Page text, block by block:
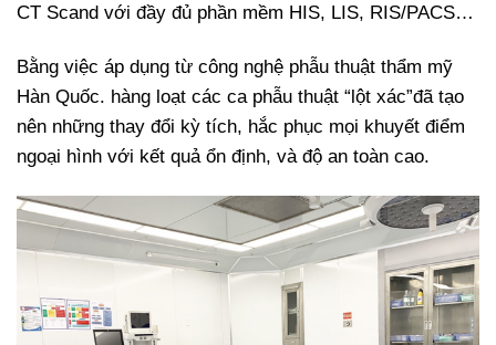
CT Scand với đầy đủ phần mềm HIS, LIS, RIS/PACS…
Bằng việc áp dụng từ công nghệ phẫu thuật thẩm mỹ
Hàn Quốc. hàng loạt các ca phẫu thuật “lột xác”đã tạo
nên những thay đổi kỳ tích, hắc phục mọi khuyết điểm
ngoại hình với kết quả ổn định, và độ an toàn cao.